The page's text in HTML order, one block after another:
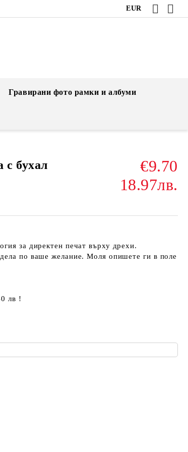
EUR
Гравирани фото рамки и албуми
с бухал
€9.70
18.97лв.
за директен печат върху дрехи.
по ваше желание. Моля опишете ги в поле
лв !